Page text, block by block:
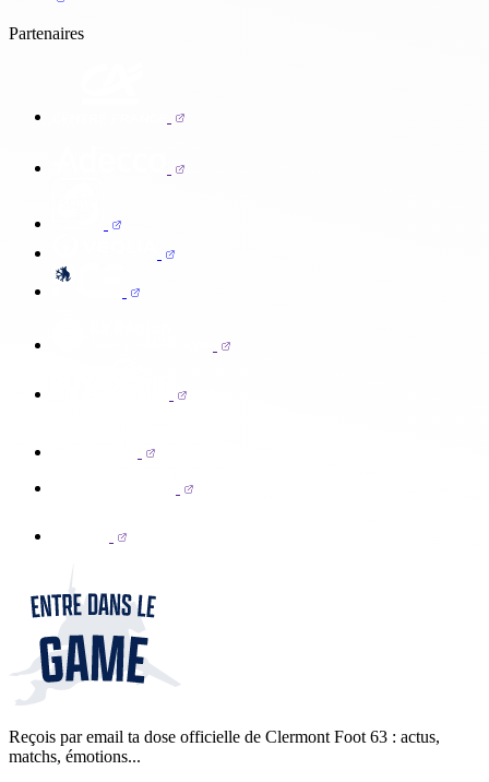
Partenaires
Reçois par email ta dose officielle de Clermont Foot 63 : actus,
matchs, émotions...